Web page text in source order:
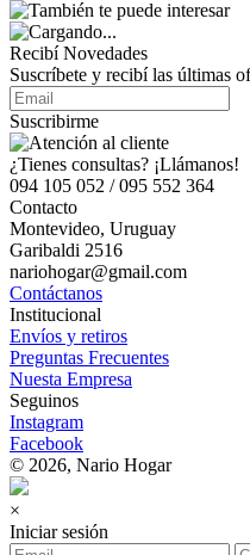
Recibí Novedades
Suscríbete y recibí las últimas
Suscribirme
¿Tienes consultas? ¡Llámanos!
094 105 052 / 095 552 364
Contacto
Montevideo, Uruguay
Garibaldi 2516
nariohogar@gmail.com
Contáctanos
Institucional
Envíos y retiros
Preguntas Frecuentes
Nuesta Empresa
Seguinos
Instagram
Facebook
© 2026, Nario Hogar
×
Iniciar sesión